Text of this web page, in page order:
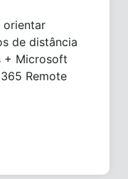
orientar
de distância
+ Microsoft
Remote